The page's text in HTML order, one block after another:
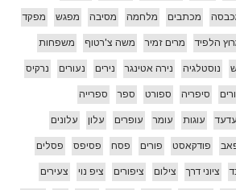
מכתבים מלחמה מסיבה מפגש מפקד
הלפיד מרים זמיר משה צ'רטוף משפחות
נוסטלגיה נירה אטינגר נירים נעורים נרקיס
סיפריה ספורט ספר ספרייה
עדעד עוגות עומר עופרים עלון עלונים
פודקאסט פורים פסח פסיפס פסלים
ציוני דרך צילום ציפורים ציפ נוי צעירים